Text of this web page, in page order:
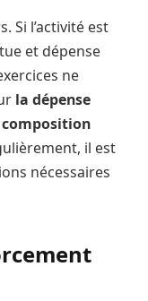
Si l’activité est
et dépense
ne
la dépense
composition
il est
nécessaires